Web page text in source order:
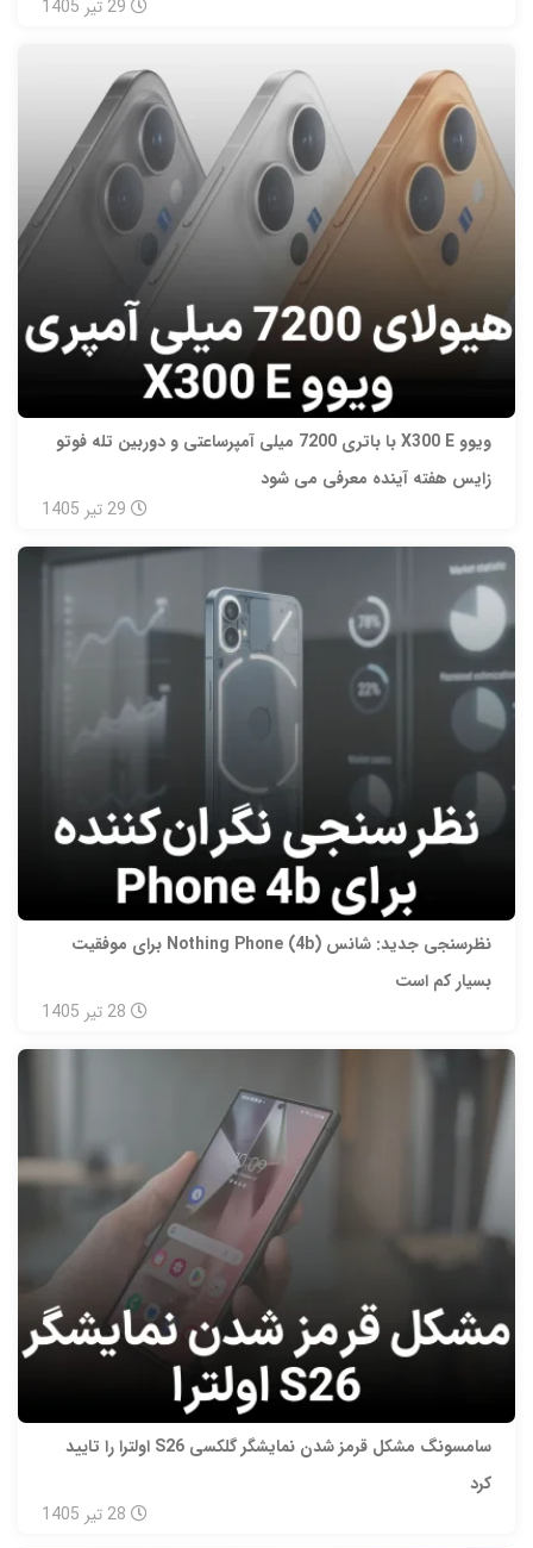
29 تیر 1405
ویوو X300 E با باتری 7200 میلی‌ آمپرساعتی و دوربین تله‌ فوتو
زایس هفته آینده معرفی می‌ شود
29 تیر 1405
نظرسنجی جدید: شانس Nothing Phone (4b) برای موفقیت
بسیار کم است
28 تیر 1405
سامسونگ مشکل قرمز شدن نمایشگر گلکسی S26 اولترا را تایید
کرد
28 تیر 1405